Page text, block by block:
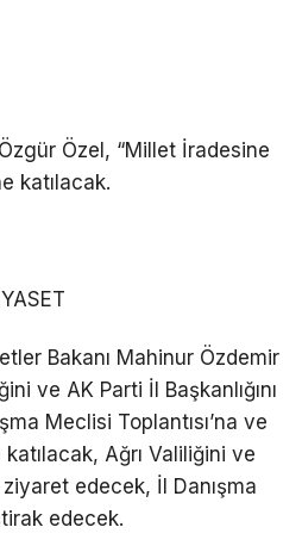
Özel, “Millet İradesine
katılacak.
Bakanı Mahinur Özdemir
ve AK Parti İl Başkanlığını
Meclisi Toplantısı’na ve
Ağrı Valiliğini ve
ziyaret edecek, İl Danışma
edecek.